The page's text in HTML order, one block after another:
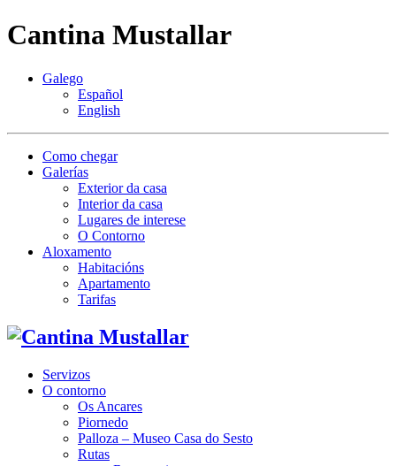
Cantina Mustallar
Galego
Español
English
Como chegar
Galerías
Exterior da casa
Interior da casa
Lugares de interese
O Contorno
Aloxamento
Habitacións
Apartamento
Tarifas
Servizos
O contorno
Os Ancares
Piornedo
Palloza – Museo Casa do Sesto
Rutas